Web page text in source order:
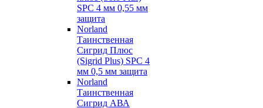
SPC 4 мм 0,55 мм
защита
Norland
Таинственная
Сигрид Плюс
(Sigrid Plus) SPC 4
мм 0,5 мм защита
Norland
Таинственная
Сигрид АВА